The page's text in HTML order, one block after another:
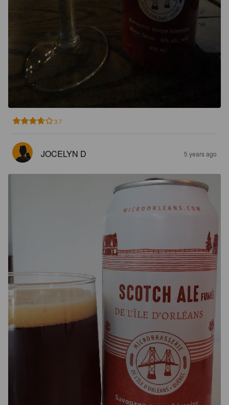
3.7
JOCELYN D 5 years ago